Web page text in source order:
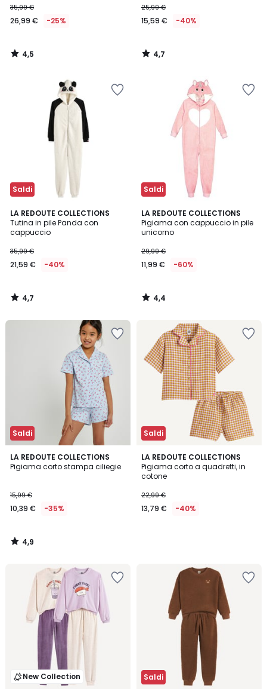
35,99 €
26,99 € -25%
4,5
/
25,99 €
15,59 € -40%
4,7
/
Saldi
LA REDOUTE COLLECTIONS
Tutina in pile Panda con
cappuccio
35,99 €
21,59 € -40%
4,7
/ 5
4,7
/
Saldi
LA REDOUTE COLLECTIONS
Pigiama con cappuccio in pile
unicorno
29,99 €
11,99 € -60%
4,4
/ 5
4,4
/
Saldi
LA REDOUTE COLLECTIONS
Pigiama corto stampa ciliegie
15,99 €
10,39 € -35%
4,9
/ 5
4,9
/
Saldi
LA REDOUTE COLLECTIONS
Pigiama corto a quadretti, in
cotone
22,99 €
13,79 € -40%
New Collection Saldi